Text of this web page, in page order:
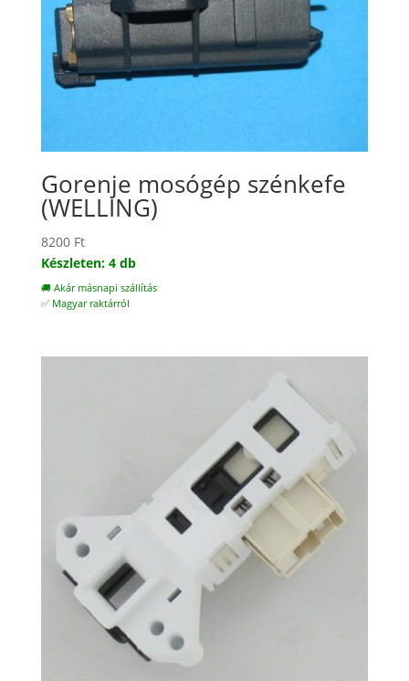
Gorenje mosógép szénkefe
(WELLING)
8200 Ft
Készleten: 4 db
🚚 Akár másnapi szállítás
✅ Magyar raktárról